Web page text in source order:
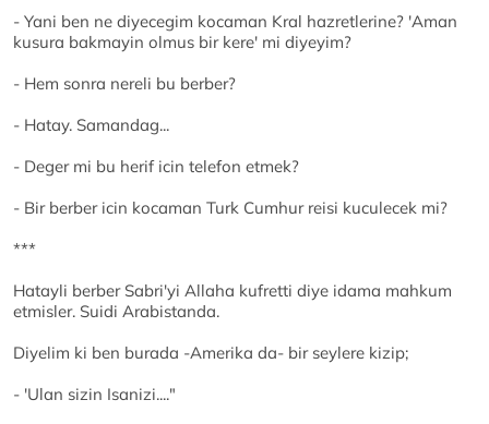
- Yani ben ne diyecegim kocaman Kral hazretlerine? 'Aman
kusura bakmayin olmus bir kere' mi diyeyim?
- Hem sonra nereli bu berber?
- Hatay. Samandag...
- Deger mi bu herif icin telefon etmek?
- Bir berber icin kocaman Turk Cumhur reisi kuculecek mi?
***
Hatayli berber Sabri'yi Allaha kufretti diye idama mahkum
etmisler. Suidi Arabistanda.
Diyelim ki ben burada -Amerika da- bir seylere kizip;
- 'Ulan sizin Isanizi...."